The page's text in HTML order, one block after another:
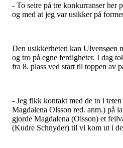
- To seire på tre konkurranser her
og med at jeg var usikker på
Den usikkerheten kan Ulvensøen
og tro på egne ferdigheter. I dag
fra 8. plass ved start til toppen av
- Jeg fikk kontakt med de to i
Magdalena Olsson red. anm.) på
gjorde Magdalena (Olsson) et
(Kudre Schnyder) til vi kom ut i